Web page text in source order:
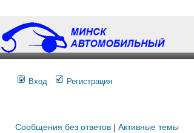
Вход Регистрация
Сообщения без ответов | Активные темы